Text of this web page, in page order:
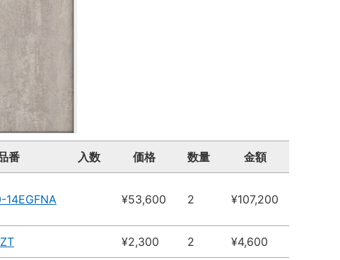
番 入数 価格 数量 金額
14EGFNA ¥53,600 2 ¥107,200
¥2,300 2 ¥4,600